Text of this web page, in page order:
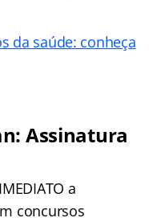
da saúde: conheça
Assinatura
a
concursos